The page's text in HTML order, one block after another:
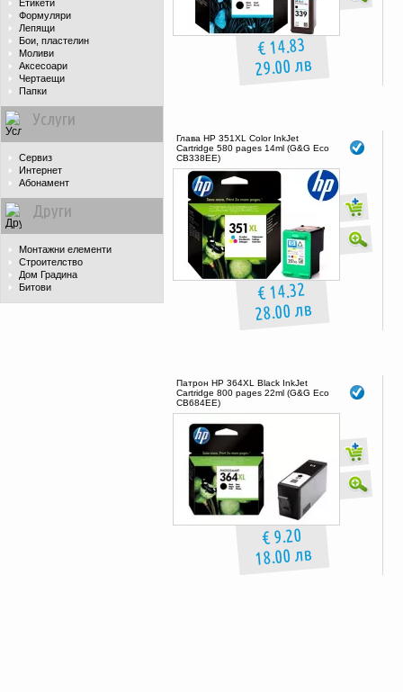
Етикети
Формуляри
Лепящи
Бои, пластелин
Моливи
Аксесоари
Чертаещи
Папки
Услуги
Сервиз
Интернет
Абонамент
Други
Монтажни елементи
Строителство
Дом Градина
Битови
€ 14.83
29.00 лв
Глава HP 351XL Color InkJet
Cartridge 580 pages 14ml (G&G Eco
CB338EE)
€ 14.32
28.00 лв
Патрон HP 364XL Black InkJet
Cartridge 800 pages 22ml (G&G Eco
CB684EE)
€ 9.20
18.00 лв